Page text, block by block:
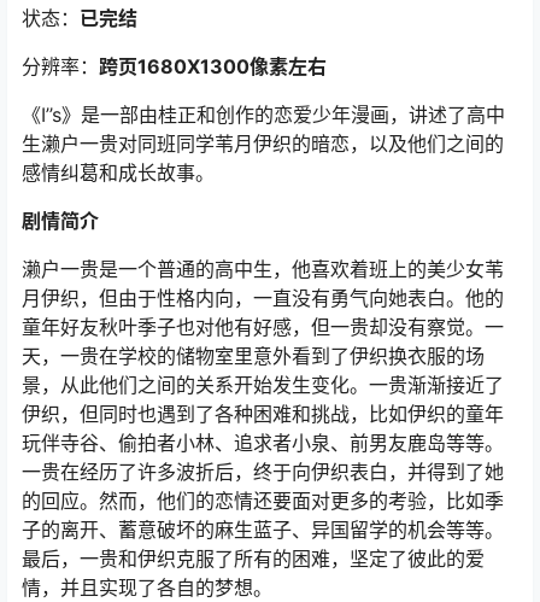
状态： 已完结
分辨率： 跨页1680X1300像素左右
《I’’s》是一部由桂正和创作的恋爱少年漫画，讲述了高中
生濑户一贵对同班同学苇月伊织的暗恋，以及他们之间的
感情纠葛和成长故事。
剧情简介
濑户一贵是一个普通的高中生，他喜欢着班上的美少女苇
月伊织，但由于性格内向，一直没有勇气向她表白。他的
童年好友秋叶季子也对他有好感，但一贵却没有察觉。一
天，一贵在学校的储物室里意外看到了伊织换衣服的场
景，从此他们之间的关系开始发生变化。一贵渐渐接近了
伊织，但同时也遇到了各种困难和挑战，比如伊织的童年
玩伴寺谷、偷拍者小林、追求者小泉、前男友鹿岛等等。
一贵在经历了许多波折后，终于向伊织表白，并得到了她
的回应。然而，他们的恋情还要面对更多的考验，比如季
子的离开、蓄意破坏的麻生蓝子、异国留学的机会等等。
最后，一贵和伊织克服了所有的困难，坚定了彼此的爱
情，并且实现了各自的梦想。